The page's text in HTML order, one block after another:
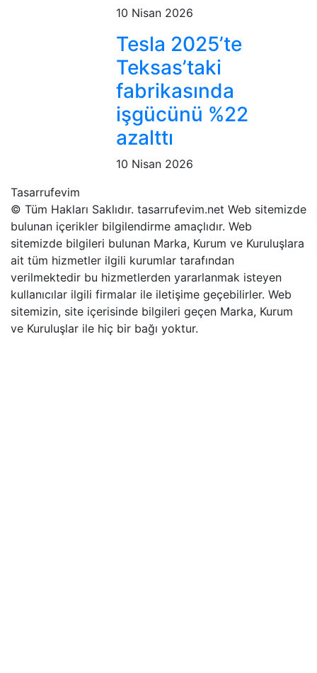
10 Nisan 2026
Tesla 2025’te
Teksas’taki
fabrikasında
işgücünü %22
azalttı
10 Nisan 2026
Tasarrufevim
© Tüm Hakları Saklıdır. tasarrufevim.net Web sitemizde
bulunan içerikler bilgilendirme amaçlıdır. Web
sitemizde bilgileri bulunan Marka, Kurum ve Kuruluşlara
ait tüm hizmetler ilgili kurumlar tarafından
verilmektedir bu hizmetlerden yararlanmak isteyen
kullanıcılar ilgili firmalar ile iletişime geçebilirler. Web
sitemizin, site içerisinde bilgileri geçen Marka, Kurum
ve Kuruluşlar ile hiç bir bağı yoktur.